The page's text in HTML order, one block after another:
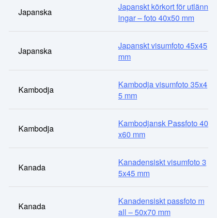
Japanska
Japanskt körkort för utlänn
ingar – foto 40x50 mm
Japanska
Japanskt visumfoto 45x45
mm
Kambodja
Kambodja visumfoto 35x4
5 mm
Kambodja
Kambodjansk Passfoto 40
x60 mm
Kanada
Kanadensiskt visumfoto 3
5x45 mm
Kanada
Kanadensiskt passfoto m
all – 50x70 mm